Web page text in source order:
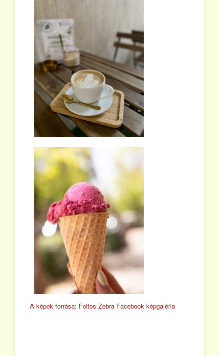
A képek forrása: Foltos Zebra Facebook képgaléria